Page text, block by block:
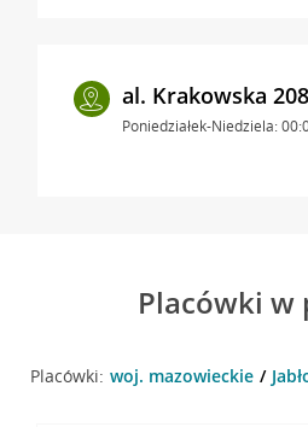
al. Krakowska
Poniedziałek-Niedziela:
Placówki w
Placówki: woj. mazowieckie